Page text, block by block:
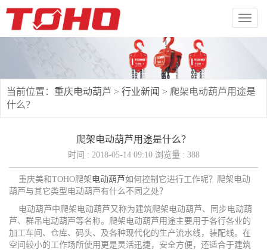
切
换
导
当前位置： 重庆电动葫芦 > 行业新闻 > 爬架电动葫芦用途是
什么？
爬架电动葫芦用途是什么？
时间 : 2018-05-14 09:10 浏览量 : 388
重庆美和TOHO爬架电动葫芦如何控制它进行工作呢？爬架电动
葫芦与其它类型电动葫芦有什么不同之处？
电动葫芦中爬架电动葫芦又称为建筑爬架电动葫芦、同步电动葫
芦、群吊电动葫芦等名称。爬架电动葫芦用途主要用于各行各业的
加工车间、仓库、码头、及各种现代化的生产流水线，装配线。在
空间较小的工作场所使用更是灵活迅捷，安全方便，还适合于建筑